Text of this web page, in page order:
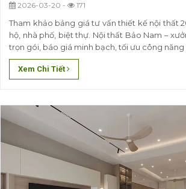
2026-03-20 - 171
Tham khảo bảng giá tư vấn thiết kế nội thất
hộ, nhà phố, biệt thự. Nội thất Bảo Nam –
trọn gói, báo giá minh bạch, tối ưu công năng
Xem Chi Tiết